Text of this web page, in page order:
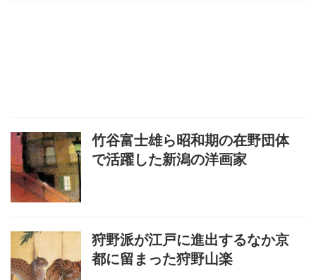
竹谷富士雄ら昭和期の在野団体
で活躍した新潟の洋画家
狩野派が江戸に進出するなか京
都に留まった狩野山楽